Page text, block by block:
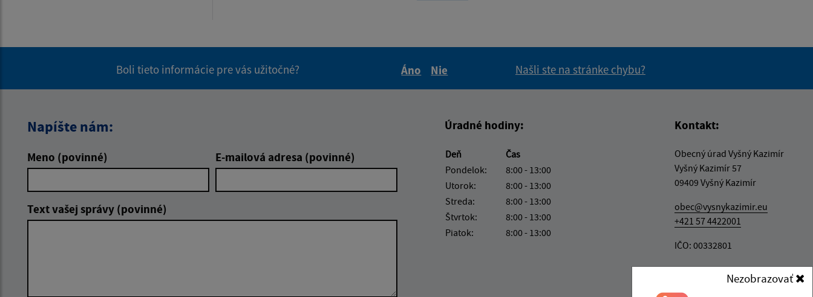
Nezobrazovať
Boli tieto informácie pre vás užitočné?
Áno
Nie
Našli ste na stránke chybu?
Napíšte nám:
Meno (povinné) E-mailová adresa (povinné)
Text vašej správy (povinné)
Úradné hodiny:
Deň
Čas
Pondelok:
8:00 - 13:00
Utorok:
8:00 - 13:00
Streda:
8:00 - 13:00
Štvrtok:
8:00 - 13:00
Piatok:
8:00 - 13:00
Kontakt:
Obecný úrad Vyšný Kazimír
Vyšný Kazimír 57
09409 Vyšný Kazimír
obec@vysnykazimir.eu
+421 57 4422001
IČO: 00332801